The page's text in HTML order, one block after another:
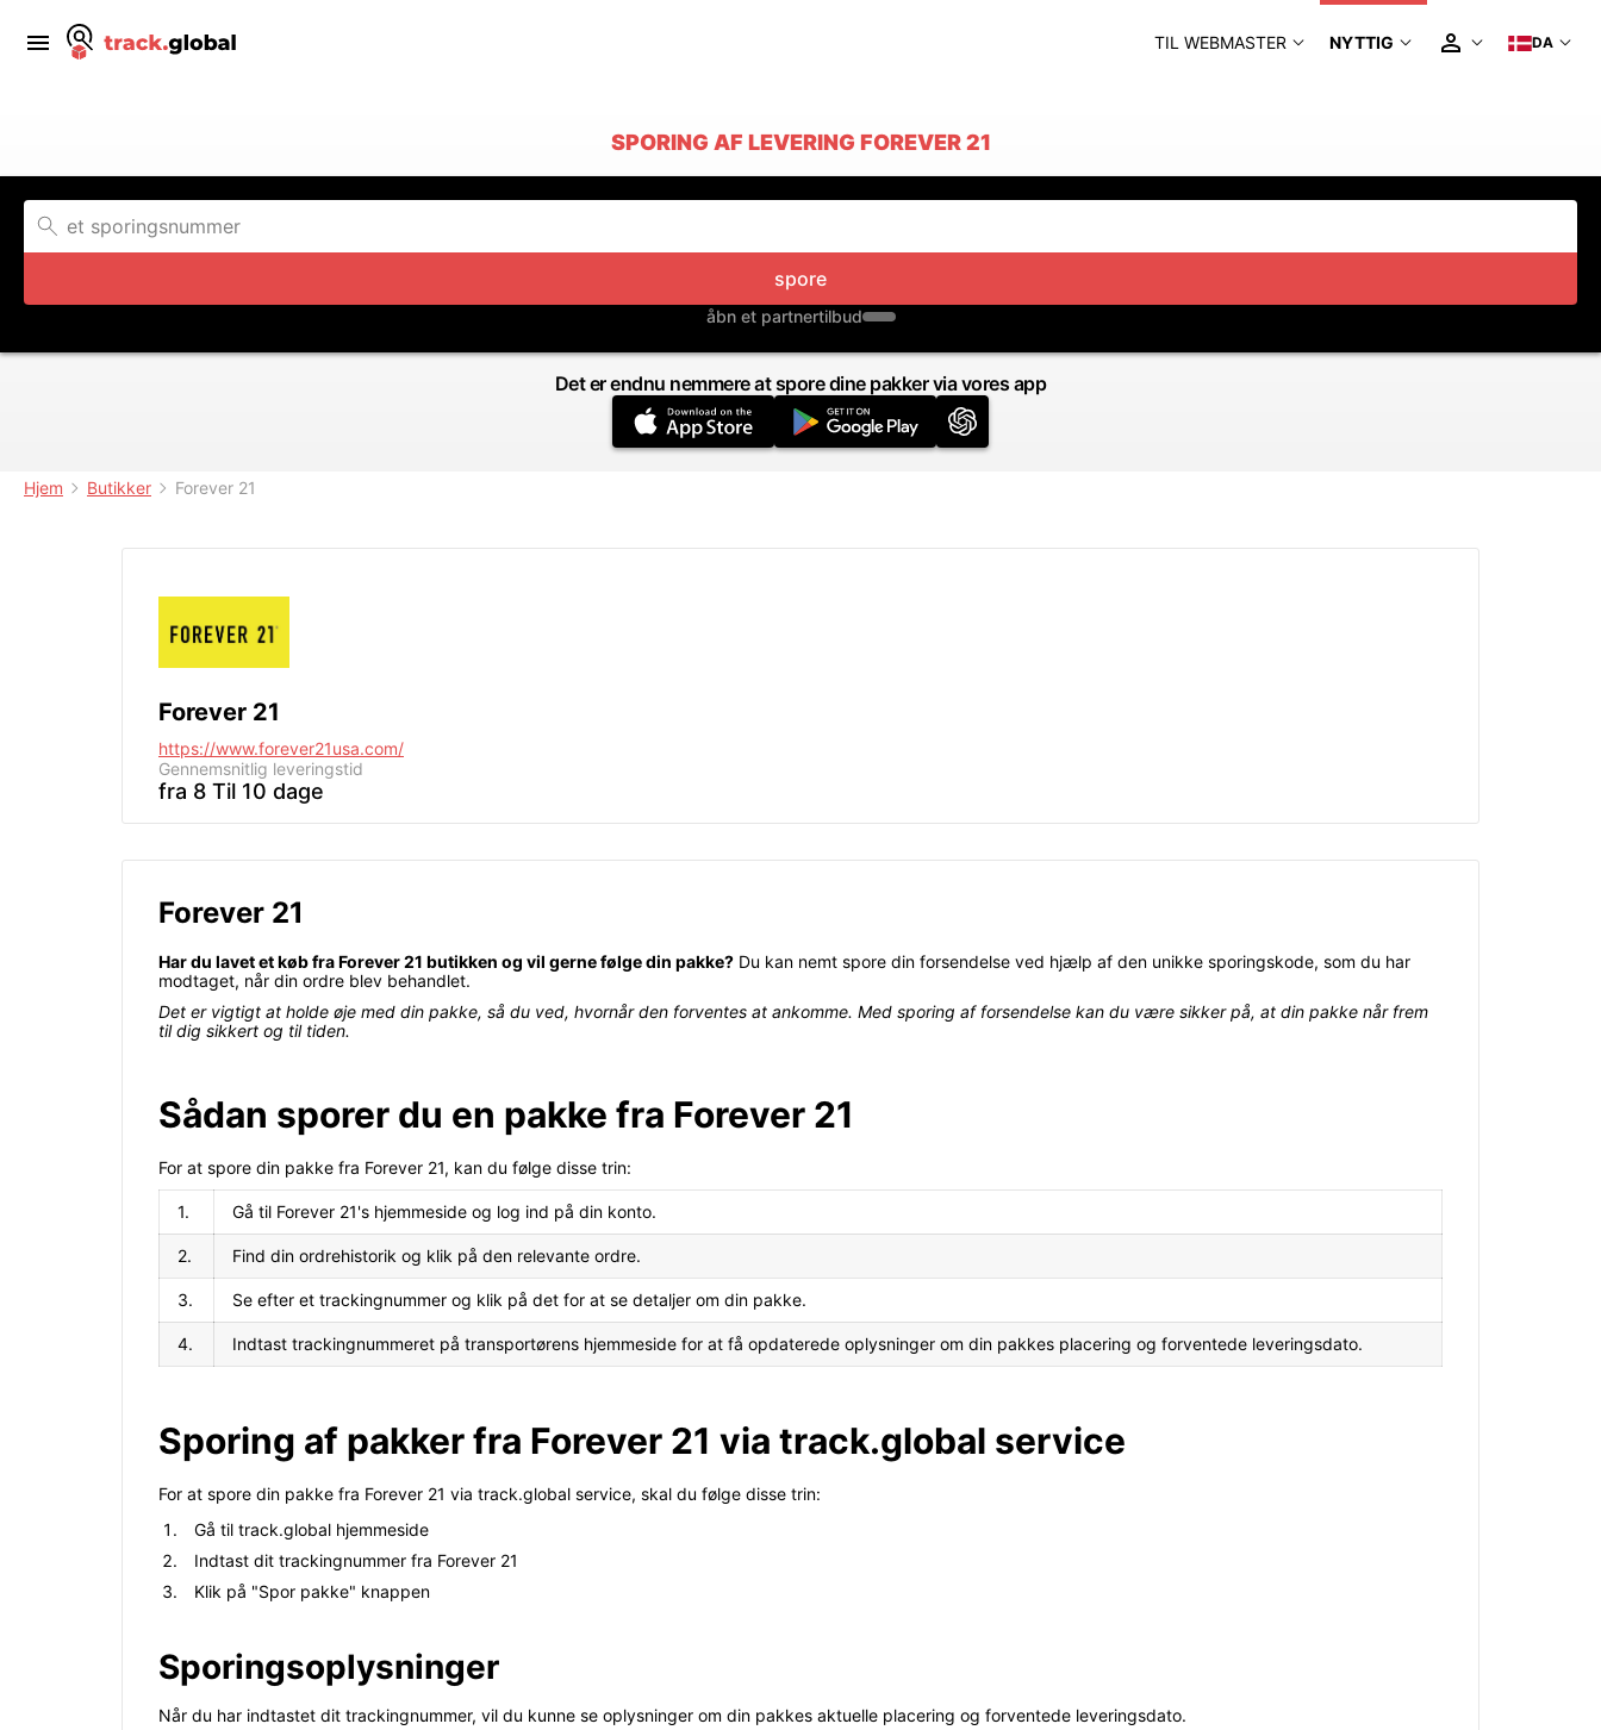
TIL WEBMASTER NYTTIG DA
SPORING AF LEVERING FOREVER 21
spore
åbn et partnertilbud
Det er endnu nemmere at spore dine pakker via vores app
Hjem Butikker Forever 21
Forever 21
https://www.forever21usa.com/
Gennemsnitlig leveringstid
fra 8 Til 10 dage
Forever 21
Har du lavet et køb fra Forever 21 butikken og vil gerne følge din pakke? Du kan nemt spore din forsendelse ved hjælp af den unikke sporingskode, som du har
modtaget, når din ordre blev behandlet.
Det er vigtigt at holde øje med din pakke, så du ved, hvornår den forventes at ankomme. Med sporing af forsendelse kan du være sikker på, at din pakke når frem
til dig sikkert og til tiden.
Sådan sporer du en pakke fra Forever 21
For at spore din pakke fra Forever 21, kan du følge disse trin:
1. Gå til Forever 21's hjemmeside og log ind på din konto.
2. Find din ordrehistorik og klik på den relevante ordre.
3. Se efter et trackingnummer og klik på det for at se detaljer om din pakke.
4. Indtast trackingnummeret på transportørens hjemmeside for at få opdaterede oplysninger om din pakkes placering og forventede leveringsdato.
Sporing af pakker fra Forever 21 via track.global service
For at spore din pakke fra Forever 21 via track.global service, skal du følge disse trin:
Gå til track.global hjemmeside
Indtast dit trackingnummer fra Forever 21
Klik på "Spor pakke" knappen
Sporingsoplysninger
Når du har indtastet dit trackingnummer, vil du kunne se oplysninger om din pakkes aktuelle placering og forventede leveringsdato.